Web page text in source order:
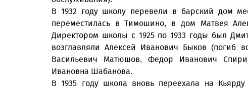
В 1932 году школу перевели в барский дом
переместилась в Тимошино, в дом Матвея
Директором школы с 1925 по 1933 годы был
возглавляли Алексей Иванович Быков (погиб
Васильевич Матюшов, Федор Иванович
Ивановна Шабанова.
В 1935 году школа вновь переехала на